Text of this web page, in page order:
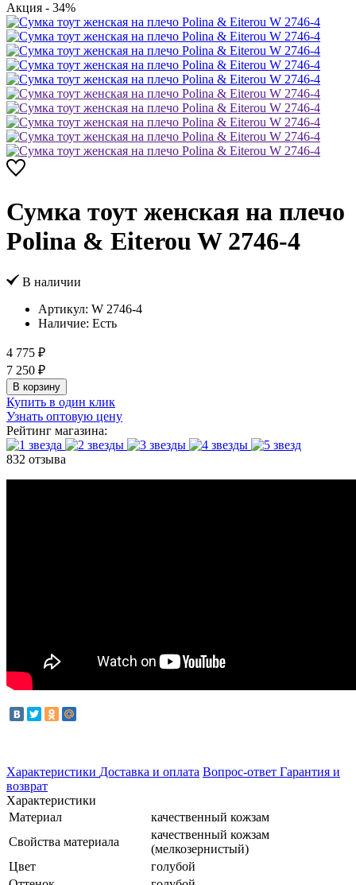
Акция - 34%
Сумка тоут женская на плечо
Polina & Eiterou W 2746-4
В наличии
Артикул: W 2746-4
Наличие: Есть
4 775 ₽
7 250 ₽
В корзину
Купить в один клик
Узнать оптовую цену
Рейтинг магазина:
832 отзыва
Характеристики Доставка и оплата Вопрос-ответ Гарантия и
возврат
Характеристики
Материал
качественный кожзам
Свойства материала
качественный кожзам
(мелкозернистый)
Цвет
голубой